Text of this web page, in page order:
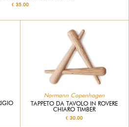
€ 35.00
Normann Copenhagen
TAPPETO DA TAVOLO IN ROVERE
CHIARO TIMBER
€ 30.00